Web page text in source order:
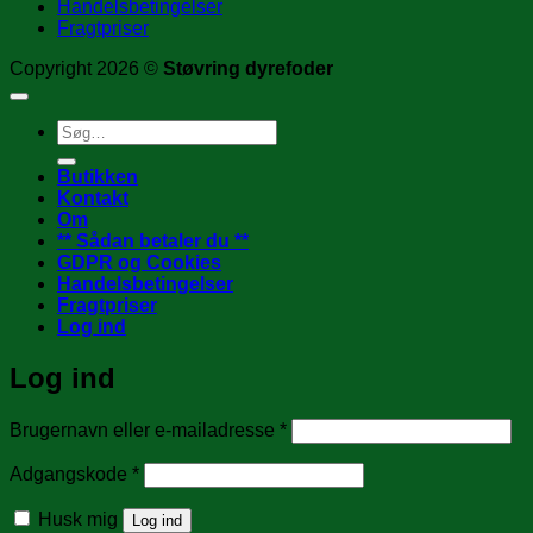
Handelsbetingelser
Fragtpriser
Copyright 2026 © Støvring dyrefoder
Søg
efter:
Butikken
Kontakt
Om
** Sådan betaler du **
GDPR og Cookies
Handelsbetingelser
Fragtpriser
Log ind
Log ind
Brugernavn eller e-mailadresse *Påkrævet
Adgangskode *Påkrævet
Husk mig Log ind